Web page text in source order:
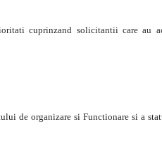
cuprinzand solicitantii care au
de organizare si Functionare si a